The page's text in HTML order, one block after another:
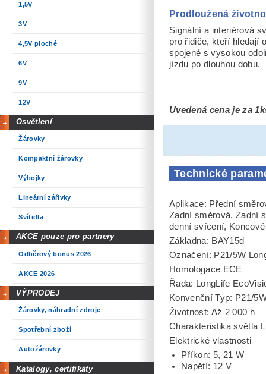
1,5V
3V
4,5V ploché
6V
9V
12V
Osvětlení
Žárovky
Kompaktní žárovky
Výbojky
Lineární zářivky
Svítidla
AKCE pouze pro partnery
Odběrový bonus 2026
AKCE 2026
VÝPRODEJ
Žárovky, náhradní zdroje
Spotřební zboží
Autožárovky
Katalogy, certifikáty
Prodloužená
Signální a interiérová
pro řidiče, kteří hledají
spojené s vysokou
jízdu po dlouhou dobu.
Uvedená cena je za
Technické
Aplikace: Přední
Zadní směrová, Zadní
denní svícení,
Základna: BAY15d
Označení: P21/5W
Homologace ECE
Řada: LongLife
Konvenční Typ: P21/
Životnost: Až 2 000 h
Charakteristika světla
Elektrické vlastnosti
Příkon: 5, 21 W
Napětí: 12 V